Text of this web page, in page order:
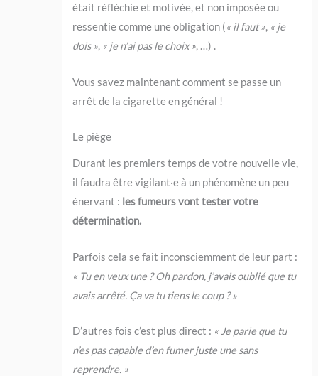
était réfléchie et motivée, et non imposée ou
ressentie comme une obligation (« il faut », « je
dois », « je n’ai pas le choix », …) .
Vous savez maintenant comment se passe un
arrêt de la cigarette en général !
Le piège
Durant les premiers temps de votre nouvelle vie,
il faudra être vigilant·e à un phénomène un peu
énervant : les fumeurs vont tester votre
détermination.
Parfois cela se fait inconsciemment de leur part :
« Tu en veux une ? Oh pardon, j’avais oublié que tu
avais arrêté. Ça va tu tiens le coup ? »
D’autres fois c’est plus direct : « Je parie que tu
n’es pas capable d’en fumer juste une sans
reprendre. »